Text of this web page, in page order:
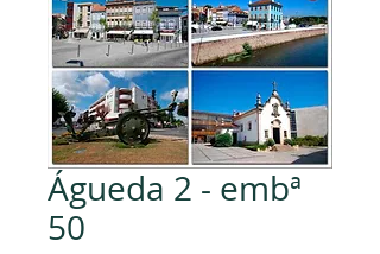
Águeda 2 - embª
50